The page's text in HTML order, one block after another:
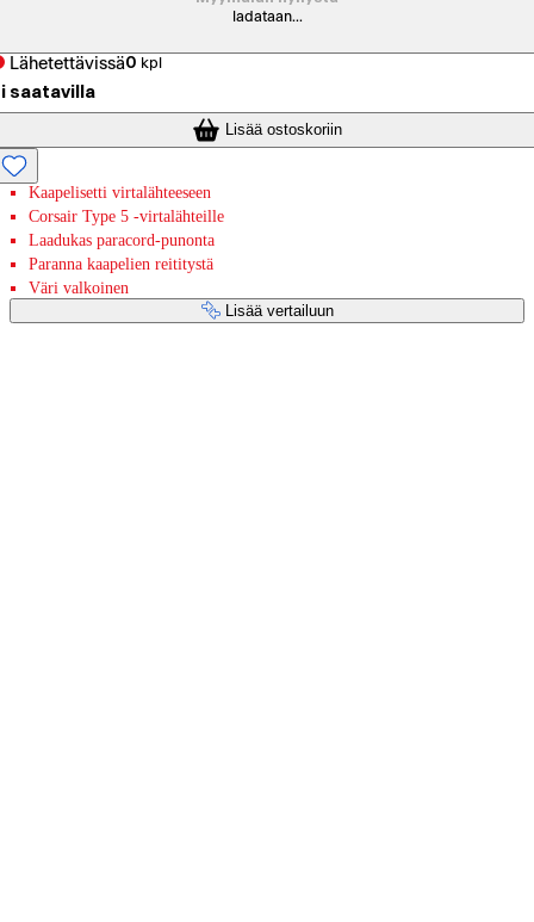
ladataan...
Lähetettävissä0 kpl
saatavilla
Lisää ostoskoriin
Kaapelisetti virtalähteeseen
Corsair Type 5 -virtalähteille
Laadukas paracord-punonta
Paranna kaapelien reititystä
Väri valkoinen
Lisää vertailuun